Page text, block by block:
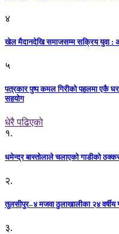
४
खेल मैदानदेखि समाजसम्म सक्रिय युवा :
५
पत्रकार पुष्प कमल गिरीको पहलमा एकै
सहयोग
धेरै पढिएको
१.
धमेन्द्र बास्तोलाले चलाएको गाडीको
२.
तुलसीपुर–४ मजवा ठुलाखालीका २४
३.